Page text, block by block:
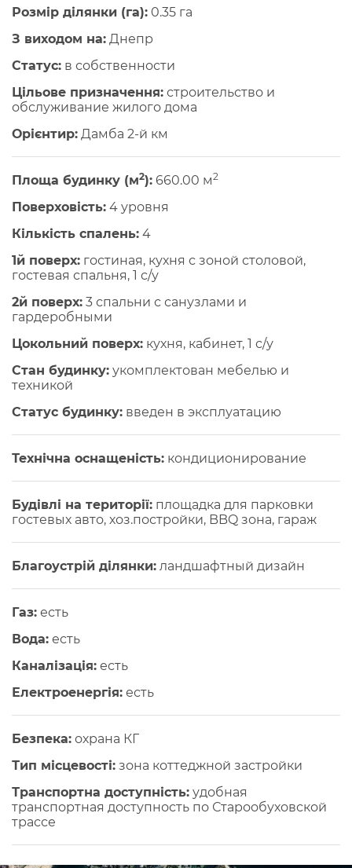
Розмір ділянки (га): 0.35 га
З виходом на: Днепр
Cтатус: в собственности
Цільове призначення: строительство и
обслуживание жилого дома
Орієнтир: Дамба 2-й км
Площа будинку (м2): 660.00 м2
Поверховість: 4 уровня
Кількість спалень: 4
1й поверх: гостиная, кухня с зоной столовой,
гостевая спальня, 1 с/у
2й поверх: 3 спальни с санузлами и
гардеробными
Цокольний поверх: кухня, кабинет, 1 с/у
Стан будинку: укомплектован мебелью и
техникой
Статус будинку: введен в эксплуатацию
Технічна оснащеність: кондиционирование
Будівлі на території: площадка для парковки
гостевых авто, хоз.постройки, BBQ зона, гараж
Благоустрій ділянки: ландшафтный дизайн
Газ: есть
Вода: есть
Каналізація: есть
Електроенергія: есть
Безпека: охрана КГ
Тип місцевості: зона коттеджной застройки
Транспортна доступність: удобная
транспортная доступность по Старообуховской
трассе